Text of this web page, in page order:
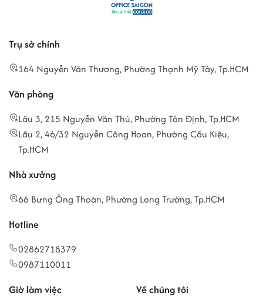
Trụ sở chính
164 Nguyễn Văn Thương, Phường Thạnh Mỹ Tây, Tp.HCM
Văn phòng
Lầu 3, 215 Nguyễn Văn Thủ, Phường Tân Định, Tp.HCM
Lầu 2, 46/32 Nguyễn Công Hoan, Phường Cầu Kiệu,
Tp.HCM
Nhà xưởng
66 Bưng Ông Thoàn, Phường Long Trường, Tp.HCM
Hotline
02862718379
0987110011
Giờ làm việc Về chúng tôi